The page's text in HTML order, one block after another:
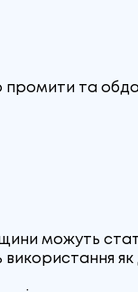
промити та
можуть
як